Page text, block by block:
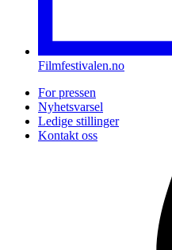
Filmfestivalen.no
For pressen
Nyhetsvarsel
Ledige stillinger
Kontakt oss